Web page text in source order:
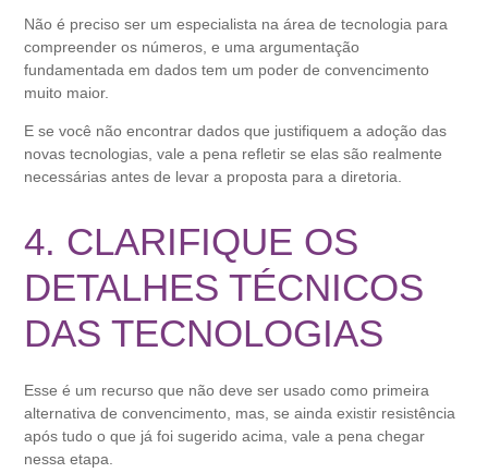
Não é preciso ser um especialista na área de tecnologia para
compreender os números, e uma argumentação
fundamentada em dados tem um poder de convencimento
muito maior.
E se você não encontrar dados que justifiquem a adoção das
novas tecnologias, vale a pena refletir se elas são realmente
necessárias antes de levar a proposta para a diretoria.
4. CLARIFIQUE OS
DETALHES TÉCNICOS
DAS TECNOLOGIAS
Esse é um recurso que não deve ser usado como primeira
alternativa de convencimento, mas, se ainda existir resistência
após tudo o que já foi sugerido acima, vale a pena chegar
nessa etapa.